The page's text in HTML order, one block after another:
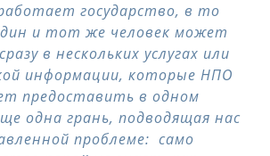
государство, в то
и тот же человек может
в нескольких услугах или
информации, которые НПО
предоставить в одном
одна грань, подводящая нас
проблеме: само